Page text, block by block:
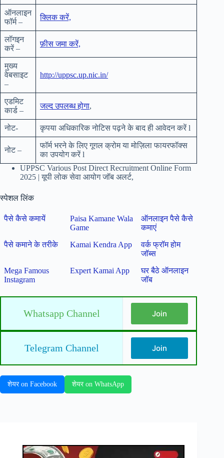
ऑनलाइन
फॉर्म –
क्लिक करें,
लॉगइन
करें –
फ़ीस जमा करें,
मुख्य
वेबसाइट
–
http://uppsc.up.nic.in/
एडमिट
कार्ड –
जल्द उपलब्ध होगा,
नोट- कृपया अधिकारिक नोटिस पढ़ने के बाद ही आवेदन करें l
नोट –
फॉर्म भरने के लिए गूगल क्रोम या मोज़िला फायरफॉक्स
का उपयोग करें l
UPPSC Various Post Direct Recruitment Online Form
2025 | यूपी लोक सेवा आयोग जॉब अलर्ट,
स्पेशल लिंक
पैसे कैसे कमायें
Paisa Kamane Wala
Game
ऑनलाइन पैसे कैसे
कमाएं
पैसे कमाने के तरीके
Kamai Kendra App
वर्क फ्रॉम होम
जॉब्स
Mega Famous
Instagram
Expert Kamai App
घर बैठे ऑनलाइन
जॉब
Whatsapp Channel Join
Telegram Channel Join
शेयर on Facebook शेयर on WhatsApp